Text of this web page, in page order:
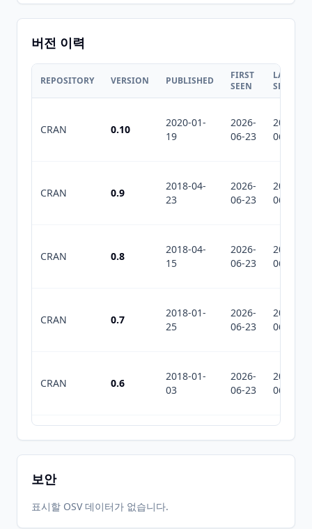
버전 이력
REPOSITORY VERSION PUBLISHED
FIRST
SEEN
LAST
SEEN
CRAN 0.10
2020-01-
19
2026-
06-23
2026-
06-23
CRAN 0.9
2018-04-
23
2026-
06-23
2026-
06-23
CRAN 0.8
2018-04-
15
2026-
06-23
2026-
06-23
CRAN 0.7
2018-01-
25
2026-
06-23
2026-
06-23
CRAN 0.6
2018-01-
03
2026-
06-23
2026-
06-23
2017-10-
03
2026-
06-23
2026-
06-23
CRAN 0.4
보안
표시할 OSV 데이터가 없습니다.